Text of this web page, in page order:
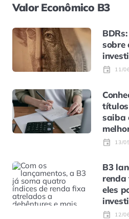
Valor Econômico B3
sobre
11/
títulos
saiba
13/
B3
renda
eles
12/